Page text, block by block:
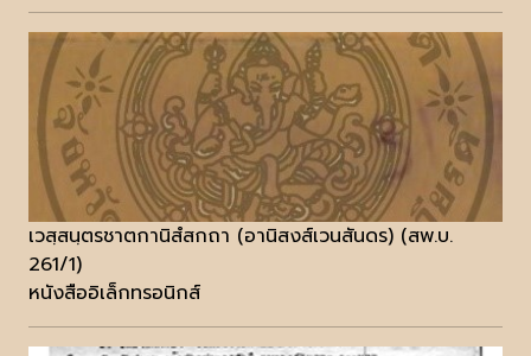
เวสฺสนฺตรชาตกานิสํสกถา (อานิสงส์เวนสันดร) (สพ.บ.
261/1)
หนังสืออิเล็กทรอนิกส์